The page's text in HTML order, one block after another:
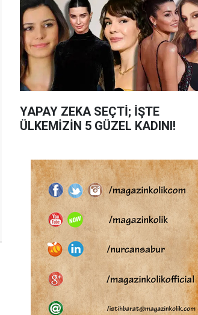
YAPAY ZEKA SEÇTİ; İŞTE
ÜLKEMİZİN 5 GÜZEL KADINI!